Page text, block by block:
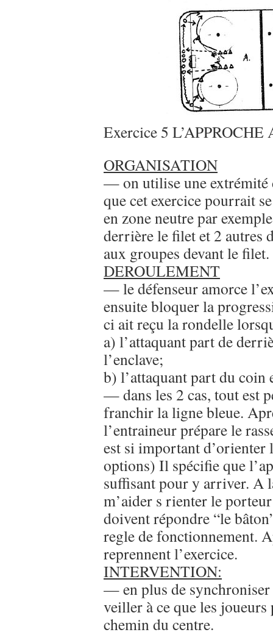
Exercice 5 L’APPROCHE
ORGANISATION
— on utilise une extrémité
que cet exercice pourrait
en zone neutre par
derrière le filet et 2 autres
aux groupes devant le
DEROULEMENT
— le défenseur amorce
ensuite bloquer la
ci ait reçu la rondelle
a) l’attaquant part de
l’enclave;
b) l’attaquant part du coin
— dans les 2 cas, tout est
franchir la ligne bleue.
l’entraineur prépare le
est si important d’orienter
options) Il spécifie que
suffisant pour y arriver. A
m’aider s rienter le
doivent répondre “le
regle de fonctionnement.
reprennent l’exercice.
INTERVENTION:
— en plus de synchroniser
veiller à ce que les
chemin du centre.